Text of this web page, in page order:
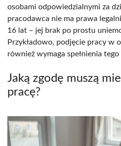
osobami odpowiedzialnymi za
pracodawca nie ma prawa
16 lat – jej brak po prostu
Przykładowo, podjęcie pracy w
również wymaga spełnienia
Jaką zgodę muszą
pracę?